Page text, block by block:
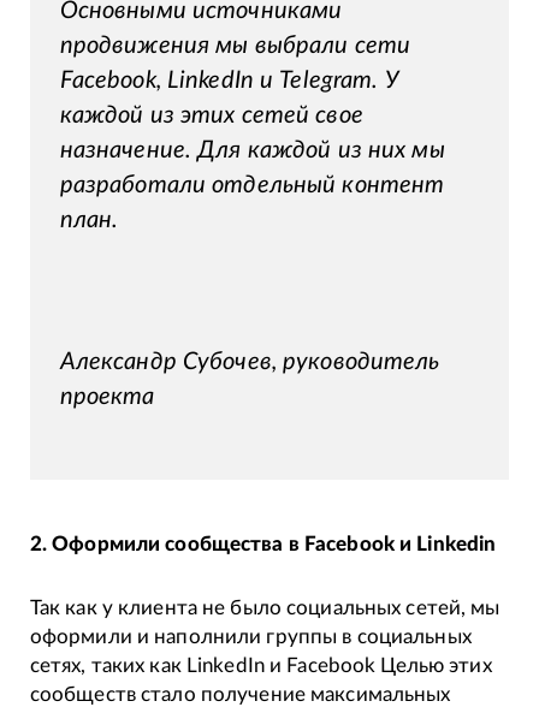
Основными источниками
продвижения мы выбрали сети
Facebook, LinkedIn и Telegram. У
каждой из этих сетей свое
назначение. Для каждой из них мы
разработали отдельный контент
план.
Александр Субочев, руководитель
проекта
2. Оформили сообщества в Facebook и Linkedin
Так как у клиента не было социальных сетей, мы
оформили и наполнили группы в социальных
сетях, таких как LinkedIn и Facebook Целью этих
сообществ стало получение максимальных